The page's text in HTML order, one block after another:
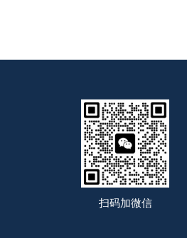
扫码加微信